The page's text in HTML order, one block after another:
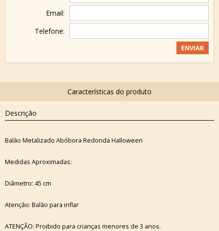
Email:
Telefone:
Descrição
Balão Metalizado Abóbora Redonda Halloween
Medidas Aproximadas:
Diâmetro: 45 cm
Atenção: Balão para inflar
ATENÇÃO: Proibido para crianças menores de 3 anos.